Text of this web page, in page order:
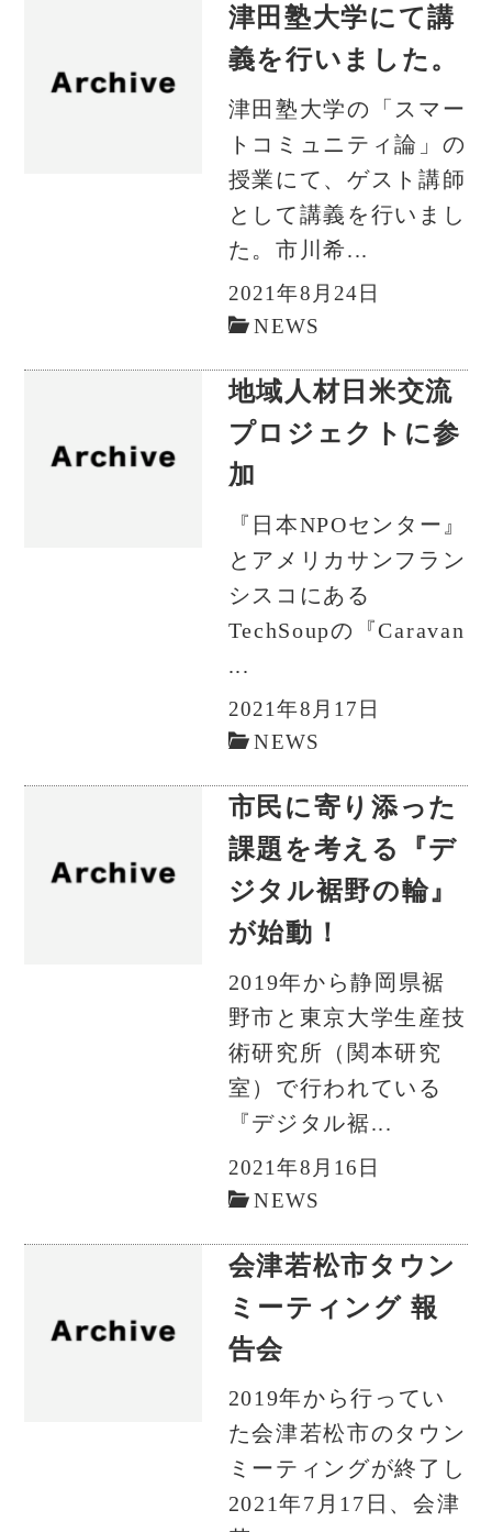
津田塾大学にて講
義を行いました。
津田塾大学の「スマー
トコミュニティ論」の
授業にて、ゲスト講師
として講義を行いまし
た。市川希...
2021年8月24日
NEWS
地域人材日米交流
プロジェクトに参
加
『日本NPOセンター』
とアメリカサンフラン
シスコにある
TechSoupの『Caravan
...
2021年8月17日
NEWS
市民に寄り添った
課題を考える『デ
ジタル裾野の輪』
が始動！
2019年から静岡県裾
野市と東京大学生産技
術研究所（関本研究
室）で行われている
『デジタル裾...
2021年8月16日
NEWS
会津若松市タウン
ミーティング 報
告会
2019年から行ってい
た会津若松市のタウン
ミーティングが終了し
2021年7月17日、会津